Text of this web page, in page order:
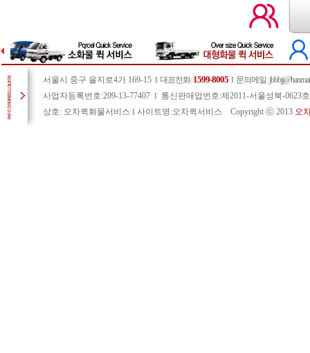
서울시 중구 을지로4가 169-15 I 대표전화:1599-8005 I 문의메일 :
사업자등록번호:209-13-77407 I
통신판매업번호:제2011-서울성북-0623
상호: 오차퀵화물서비스 I 사이트명:오차퀵서비스 Copyright ⓒ 2013 오